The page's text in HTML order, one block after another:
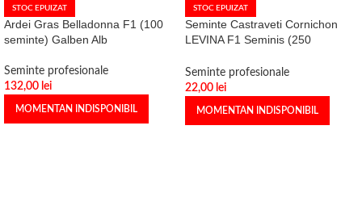
STOC EPUIZAT
Ardei Gras Belladonna F1 (100
seminte) Galben Alb
Seminte profesionale
132,00 lei
MOMENTAN INDISPONIBIL
STOC EPUIZAT
Seminte Castraveti Cornichon
LEVINA F1 Seminis (250
Seminte profesionale
22,00 lei
MOMENTAN INDISPONIBIL